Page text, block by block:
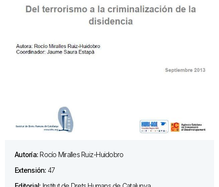
Autoría: Rocío Miralles Ruiz-Huidobro
Extensión: 47